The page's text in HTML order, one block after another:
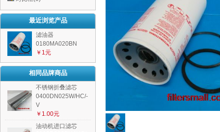
最近浏览产品
滤油器
0180MA020BN
￥1元
相同品牌商品
不锈钢折叠滤芯
0400DN025W/HC/-
V
￥1.00元
油动机进口滤芯